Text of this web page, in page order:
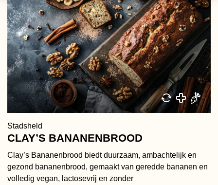
Stadsheld
CLAY’S BANANENBROOD
Clay’s Bananenbrood biedt duurzaam, ambachtelijk en
gezond bananenbrood, gemaakt van geredde bananen en
volledig vegan, lactosevrij en zonder